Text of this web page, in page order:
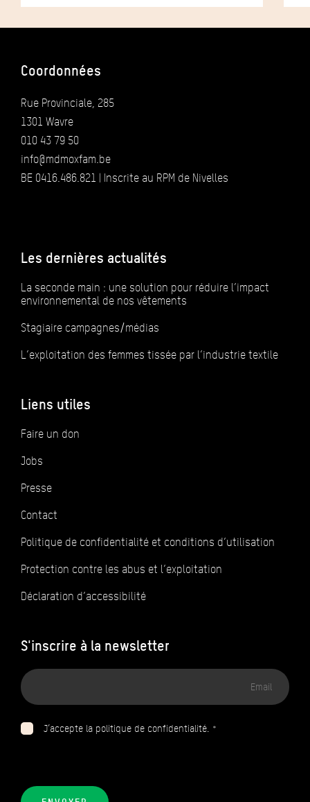
Coordonnées
Rue Provinciale, 285
1301 Wavre
010 43 79 50
info@mdmoxfam.be
BE 0416.486.821 | Inscrite au RPM de Nivelles
Les dernières actualités
La seconde main : une solution pour réduire l’impact
environnemental de nos vêtements
Stagiaire campagnes/médias
L’exploitation des femmes tissée par l’industrie textile
Liens utiles
Faire un don
Jobs
Presse
Contact
Politique de confidentialité et conditions d’utilisation
Protection contre les abus et l’exploitation
Déclaration d’accessibilité
S'inscrire à la newsletter
Adresse
email
J’accepte la politique de confidentialité. *